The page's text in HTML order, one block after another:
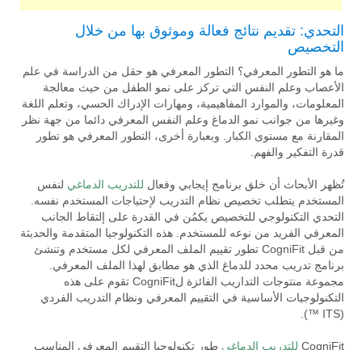
التحدي: تقديم نتائج فعالة وموثوق بها من خلال
التخصيص
ما هو التطور المعرفي؟ التطور المعرفي هو حقل من الدراسة في علم
الأعصاب وعلم النفس التي تركز على نمو الطفل من حيث معالجة
المعلومات، والموارد المفاهيمية، ومهارات الإدراك الحسي، وتعلم اللغة
وغيرها من جوانب نمو الدماغ وعلم النفس المعرفي دائما من جهة نظر
المقارنة مع مستوى الكبار. وبعبارة أخرى، التطور المعرفي هو تطور
قدرة التفكير والفهم.
تُظهر الأبحاث أن خلق برنامج إيجابي وفعال للتدريب الدماغي لنفس
المستخدم يتطلب تخصيص نظام التدريب لإحتياجات المستخدم نفسه.
التحدي التكنولوجي للتخصيص يكمُن في القدرة على إلتقاط الجانب
المعرفي الفريد من نوعه للمستخدم. هذه التكنولوجيا المتقدمة والحديثة
من قبل CogniFit تطور تقييم الملف المعرفي لكل مستخدم وتنشئ
برنامج تدريب محدد للدماغ الذي هو مطابق لهذا الملف المعرفي.
مجموعة منتوجات التداريب الفائزة لCogniFit تقوم على هذه
التكنولوجيات الأساسية في التقييم المعرفي ونظام التدريب الفردي
(ITS ™).
CogniFit للتدريب الدماغي طور تكنولوجيا التقييم المعرفي المناسب